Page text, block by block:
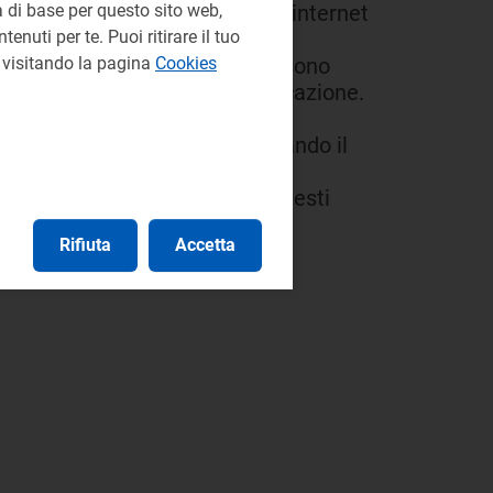
integrale nel sito internet
documentazione inviata sono
sottratte alla pubblicazione.
il servizio interattivo compilando il
tramite uno solo di questi
base per questo sito web,
per te. Puoi ritirare il tuo
la pagina Cookies
Rifiuta Accetta